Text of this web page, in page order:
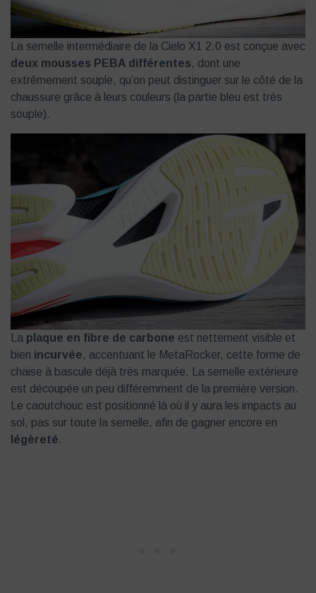
La semelle intermédiaire de la Cielo X1 2.0 est conçue avec
deux mousses PEBA différentes, dont une
extrêmement souple, qu’on peut distinguer sur le côté de la
chaussure grâce à leurs couleurs (la partie bleu est très
souple).
La plaque en fibre de carbone est nettement visible et
bien incurvée, accentuant le MetaRocker, cette forme de
chaise à bascule déjà très marquée. La semelle extérieure
est découpée un peu différemment de la première version.
Le caoutchouc est positionné là où il y aura les impacts au
sol, pas sur toute la semelle, afin de gagner encore en
légèreté.